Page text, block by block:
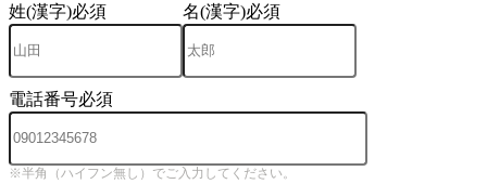
姓(漢字)必須 名(漢字)必須
電話番号必須
※半角（ハイフン無し）でご入力してください。